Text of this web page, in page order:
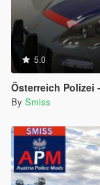
5.0
Österreich Polizei
By Smiss